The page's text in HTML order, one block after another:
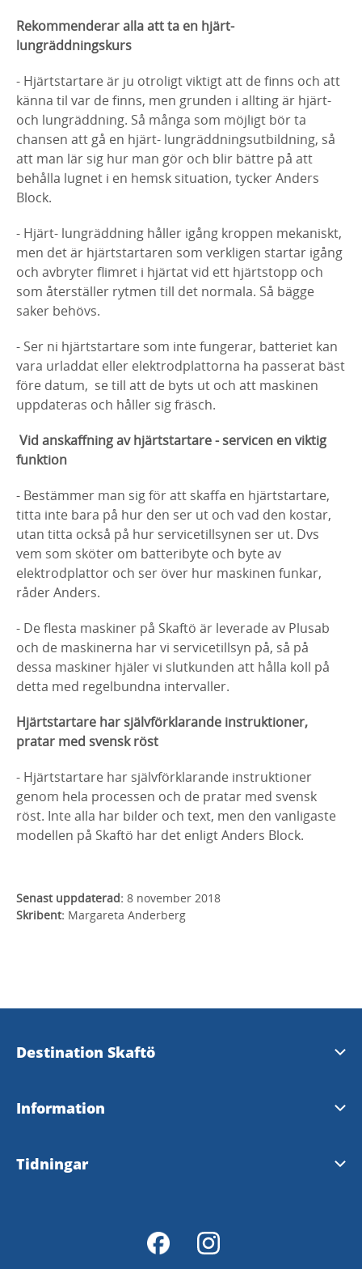
Rekommenderar alla att ta en hjärt-
lungräddningskurs
- Hjärtstartare är ju otroligt viktigt att de finns och att
känna til var de finns, men grunden i allting är hjärt-
och lungräddning. Så många som möjligt bör ta
chansen att gå en hjärt- lungräddningsutbildning, så
att man lär sig hur man gör och blir bättre på att
behålla lugnet i en hemsk situation, tycker Anders
Block.
- Hjärt- lungräddning håller igång kroppen mekaniskt,
men det är hjärtstartaren som verkligen startar igång
och avbryter flimret i hjärtat vid ett hjärtstopp och
som återställer rytmen till det normala. Så bägge
saker behövs.
- Ser ni hjärtstartare som inte fungerar, batteriet kan
vara urladdat eller elektrodplattorna ha passerat bäst
före datum, se till att de byts ut och att maskinen
uppdateras och håller sig fräsch.
Vid anskaffning av hjärtstartare - servicen en viktig
funktion
- Bestämmer man sig för att skaffa en hjärtstartare,
titta inte bara på hur den ser ut och vad den kostar,
utan titta också på hur servicetillsynen ser ut. Dvs
vem som sköter om batteribyte och byte av
elektrodplattor och ser över hur maskinen funkar,
råder Anders.
- De flesta maskiner på Skaftö är leverade av Plusab
och de maskinerna har vi servicetillsyn på, så på
dessa maskiner hjäler vi slutkunden att hålla koll på
detta med regelbundna intervaller.
Hjärtstartare har självförklarande instruktioner,
pratar med svensk röst
- Hjärtstartare har självförklarande instruktioner
genom hela processen och de pratar med svensk
röst. Inte alla har bilder och text, men den vanligaste
modellen på Skaftö har det enligt Anders Block.
Senast uppdaterad: 8 november 2018
Skribent: Margareta Anderberg
Destination Skaftö
Kontakta oss
Information
Service på Skaftö
Tidningar